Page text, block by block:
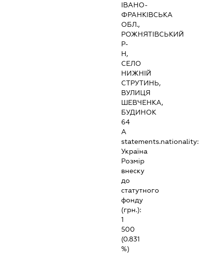
ІВАНО-
ФРАНКІВСЬКА
ОБЛ.,
РОЖНЯТІВСЬКИЙ
Р-
Н,
СЕЛО
НИЖНІЙ
СТРУТИНЬ,
ВУЛИЦЯ
ШЕВЧЕНКА,
БУДИНОК
64
А
statements.nationality:
Україна
Розмір
внеску
до
статутного
фонду
(грн.):
1
500
(0.831
%)